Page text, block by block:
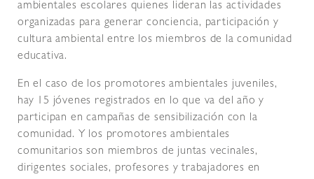
ambientales escolares quienes lideran las actividades
organizadas para generar conciencia, participación y
cultura ambiental entre los miembros de la comunidad
educativa.
En el caso de los promotores ambientales juveniles,
hay 15 jóvenes registrados en lo que va del año y
participan en campañas de sensibilización con la
comunidad. Y los promotores ambientales
comunitarios son miembros de juntas vecinales,
dirigentes sociales, profesores y trabajadores en